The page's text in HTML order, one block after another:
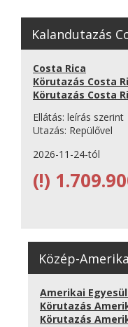
Kalandutazás
Costa Rica
Körutazás Costa
Körutazás Costa
Ellátás: leírás szerint
Utazás: Repülővel
2026-11-24-tól
(!)
Közép-
Amerikai
Körutazás
Körutazás